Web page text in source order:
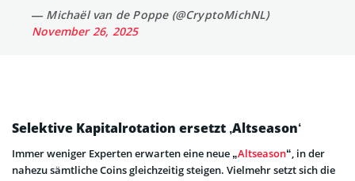
— Michaël van de Poppe (@CryptoMichNL)
November 26, 2025
Selektive Kapitalrotation ersetzt ‚Altseason‘
Immer weniger Experten erwarten eine neue „Altseason“, in der
nahezu sämtliche Coins gleichzeitig steigen. Vielmehr setzt sich die